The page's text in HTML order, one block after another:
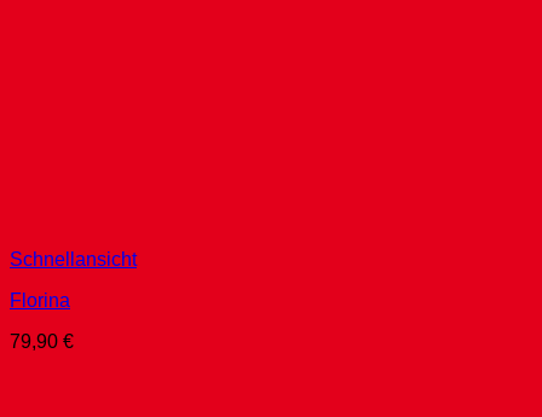
Schnellansicht
Florina
79,90 €